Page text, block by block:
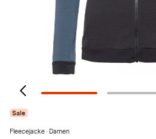
Sale
Fleecejacke · Damen